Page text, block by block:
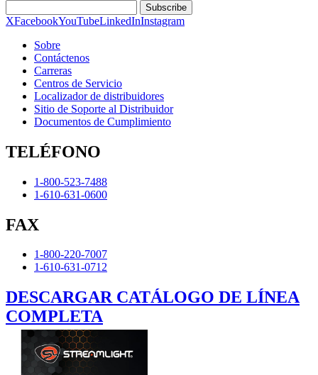
Subscribe
XFacebookYouTubeLinkedInInstagram
Sobre
Contáctenos
Carreras
Centros de Servicio
Localizador de distribuidores
Sitio de Soporte al Distribuidor
Documentos de Cumplimiento
TELÉFONO
1-800-523-7488
1-610-631-0600
FAX
1-800-220-7007
1-610-631-0712
DESCARGAR CATÁLOGO DE LÍNEA
COMPLETA